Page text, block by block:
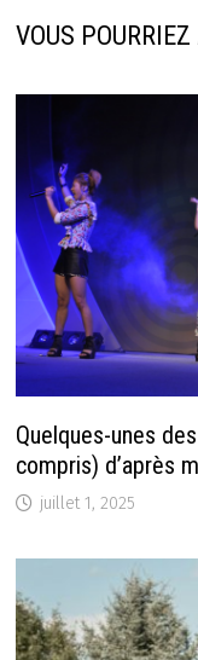
VOUS
Quelques-unes
compris) d’après
juillet 1, 2025